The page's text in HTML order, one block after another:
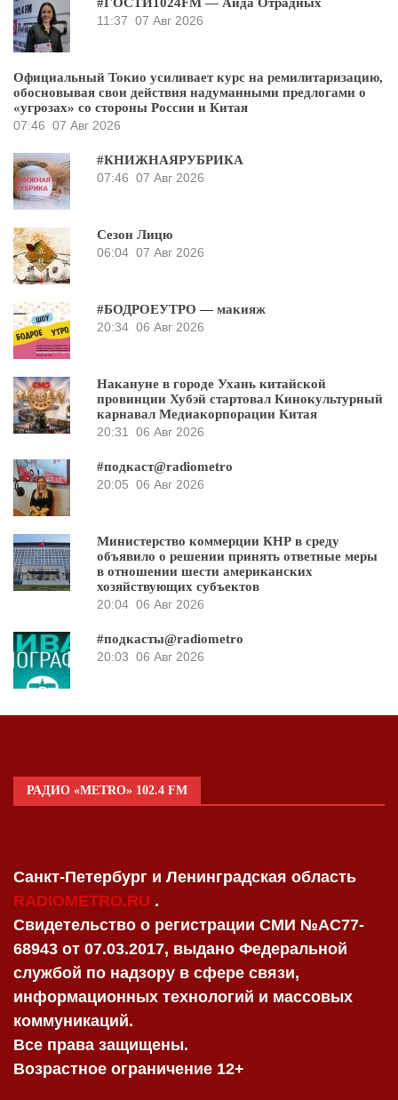
11:37 07 Авг 2026
Официальный Токио усиливает курс на ремилитаризацию,
обосновывая свои действия надуманными предлогами о
«угрозах» со стороны России и Китая
07:46 07 Авг 2026
#КНИЖНАЯРУБРИКА
07:46 07 Авг 2026
Сезон Лицю
06:04 07 Авг 2026
#БОДРОЕУТРО — макияж
20:34 06 Авг 2026
Накануне в городе Ухань китайской
провинции Хубэй стартовал Кинокультурный
карнавал Медиакорпорации Китая
20:31
06 Авг 2026
#подкаст@radiometro
20:05 06 Авг 2026
Министерство коммерции КНР в среду
объявило о решении принять ответные меры
в отношении шести американских
хозяйствующих субъектов
20:04 06 Авг 2026
#подкасты@radiometro
20:03 06 Авг 2026
РАДИО «METRO» 102.4 FM
Санкт-Петербург и Ленинградская область
RADIOMETRO.RU .
Свидетельство о регистрации СМИ №AC77-
68943 от 07.03.2017, выдано Федеральной
службой по надзору в сфере связи,
информационных технологий и массовых
коммуникаций.
Все права защищены.
Возрастное ограничение 12+